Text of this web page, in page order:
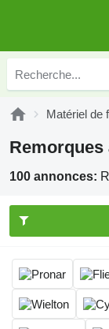
Matériel de
100 annonces: